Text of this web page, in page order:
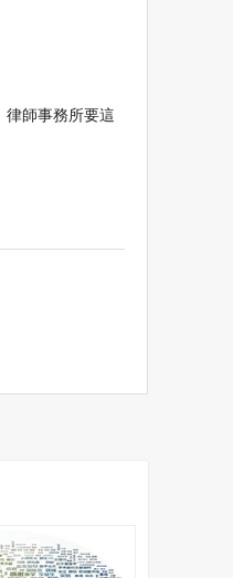
師事務所要這